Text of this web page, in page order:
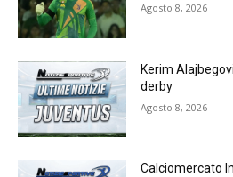
Agosto 8, 2026
Kerim
derby
Agosto 8, 2026
Calciomercato